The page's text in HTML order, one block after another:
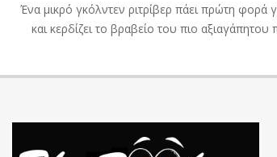
Ένα μικρό γκόλντεν ριτρίβερ πάει πρώτη φορά
και κερδίζει το βραβείο του πιο